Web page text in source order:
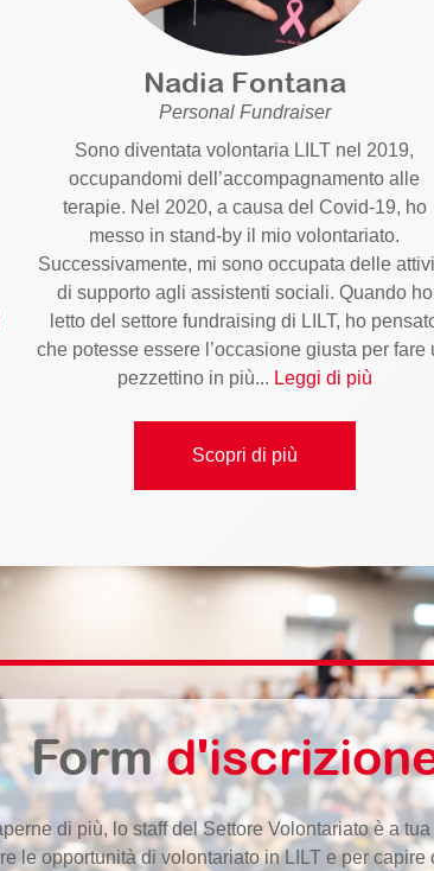
Nadia Fontana
Personal Fundraiser
Sono diventata volontaria LILT nel 2019,
occupandomi dell’accompagnamento alle
terapie. Nel 2020, a causa del Covid-19, ho
messo in stand-by il mio volontariato.
Successivamente, mi sono occupata delle
di supporto agli assistenti sociali. Quando ho
letto del settore fundraising di LILT, ho
che potesse essere l’occasione giusta per fare
pezzettino in più... Leggi di più
Scopri di più
Form
di più, lo staff del Settore Volontariato è a
le opportunità di volontariato in LILT e per capire